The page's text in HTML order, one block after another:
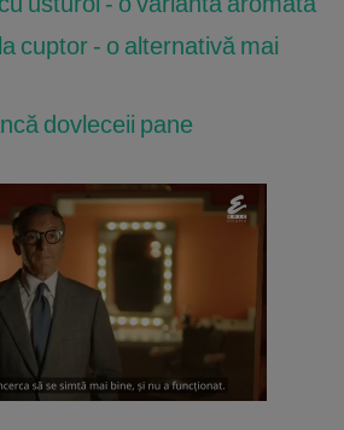
cuptor - o alternativă mai
dovleceii pane